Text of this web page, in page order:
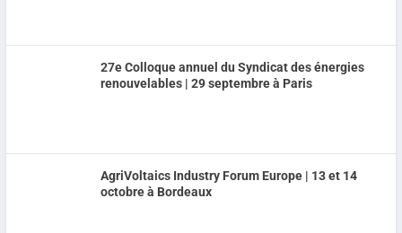
27e Colloque annuel du Syndicat des énergies
renouvelables | 29 septembre à Paris
AgriVoltaics Industry Forum Europe | 13 et 14
octobre à Bordeaux